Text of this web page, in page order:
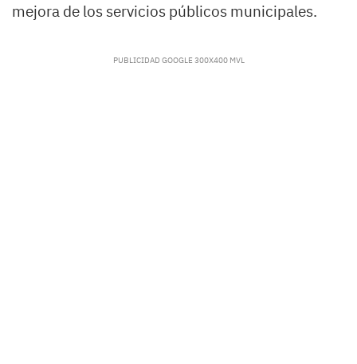
mejora de los servicios públicos municipales.